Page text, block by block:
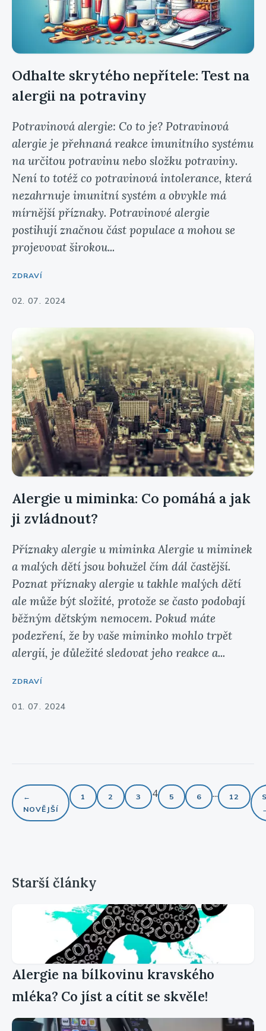
Odhalte skrytého nepřítele: Test na
alergii na potraviny
Potravinová alergie: Co to je? Potravinová
alergie je přehnaná reakce imunitního systému
na určitou potravinu nebo složku potraviny.
Není to totéž co potravinová intolerance, která
nezahrnuje imunitní systém a obvykle má
mírnější příznaky. Potravinové alergie
postihují značnou část populace a mohou se
projevovat širokou...
ZDRAVÍ
02. 07. 2024
Alergie u miminka: Co pomáhá a jak
ji zvládnout?
Příznaky alergie u miminka Alergie u miminek
a malých dětí jsou bohužel čím dál častější.
Poznat příznaky alergie u takhle malých dětí
ale může být složité, protože se často podobají
běžným dětským nemocem. Pokud máte
podezření, že by vaše miminko mohlo trpět
alergií, je důležité sledovat jeho reakce a...
ZDRAVÍ
01. 07. 2024
←
NOVĚJŠÍ
1 2 3 4 5 6 ... 12
Starší články
Alergie na bílkovinu kravského
mléka? Co jíst a cítit se skvěle!